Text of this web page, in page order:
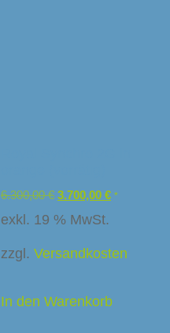
6.300,00€ 3.700,00 € *
exkl. 19 % MwSt.
zzgl. Versandkosten
In den Warenkorb